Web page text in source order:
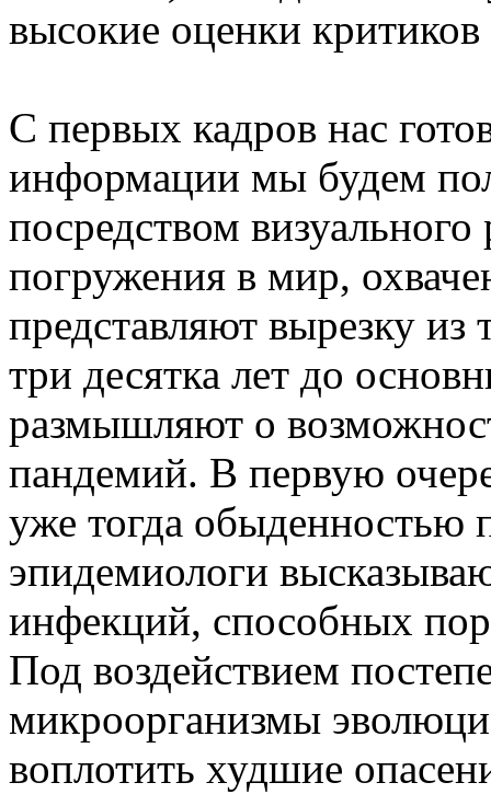
высокие оценки
С первых кадров нас
информации мы будем
посредством
погружения в мир,
представляют вырезку из
три десятка лет до
размышляют о
пандемий. В первую
уже тогда обыденностью
эпидемиологи
инфекций, способных
Под воздействием
микроорганизмы
воплотить худшие